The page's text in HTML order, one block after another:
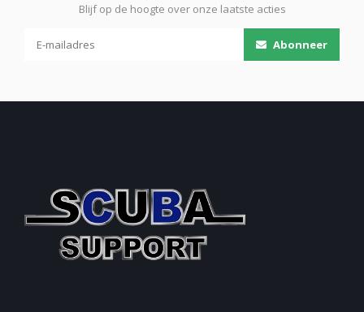
Blijf op de hoogte over onze laatste acties
Abonneer